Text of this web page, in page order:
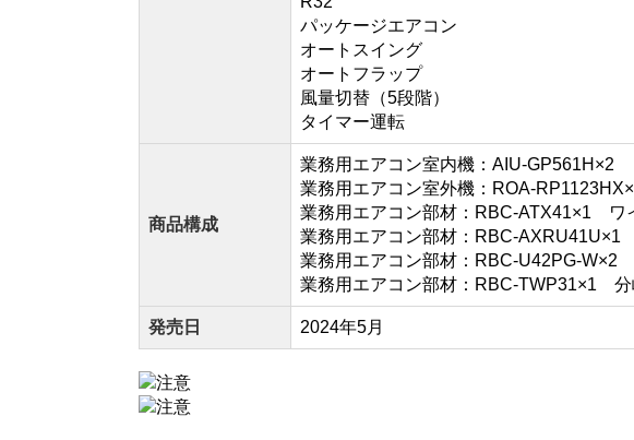
パッケージエアコン
オートスイング
オートフラップ
風量切替（5段階）
タイマー運転
商品構成
業務用エアコン室内機：AIU-GP561H×2
業務用エアコン室外機：ROA-
業務用エアコン部材：RBC-ATX41×1 ワ
業務用エアコン部材：RBC-
業務用エアコン部材：RBC-U42PG-W×2
業務用エアコン部材：RBC-TWP31×1 分
発売日 2024年5月